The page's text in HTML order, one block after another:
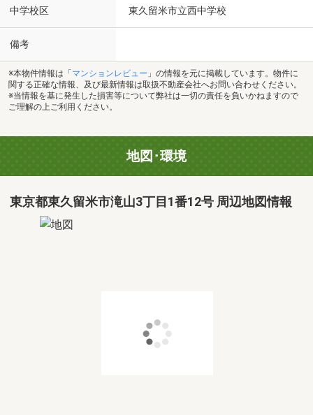
中学校区 東久留米市立西中学校
備考
※本物件情報は「 マンションレビュー 」の情報を元に掲載しています。物件に
関する正確な情報、及び最新情報は取扱不動産会社へお問い合わせください。
※当情報を基に発生した損害等について弊社は一切の責任を負いかねますので
ご理解の上ご利用ください。
地図･環境
東京都東久留米市滝山3丁目1番12号 周辺地図情報